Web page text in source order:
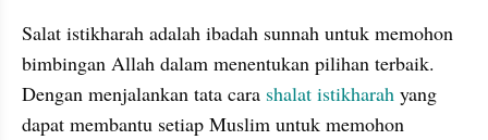
Salat istikharah adalah ibadah sunnah untuk memohon
bimbingan Allah dalam menentukan pilihan terbaik.
Dengan menjalankan tata cara shalat istikharah yang
dapat membantu setiap Muslim untuk memohon